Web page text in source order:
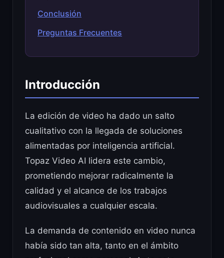
Conclusión
Preguntas Frecuentes
Introducción
La edición de video ha dado un salto
cualitativo con la llegada de soluciones
alimentadas por inteligencia artificial.
Topaz Video AI lidera este cambio,
prometiendo mejorar radicalmente la
calidad y el alcance de los trabajos
audiovisuales a cualquier escala.
La demanda de contenido en video nunca
había sido tan alta, tanto en el ámbito